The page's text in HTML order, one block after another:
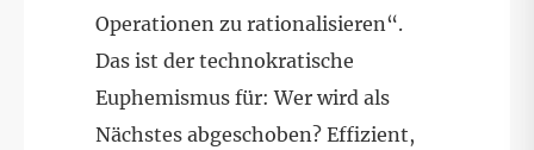
Operationen zu rationalisieren“.
Das ist der technokratische
Euphemismus für: Wer wird als
Nächstes abgeschoben? Effizient,